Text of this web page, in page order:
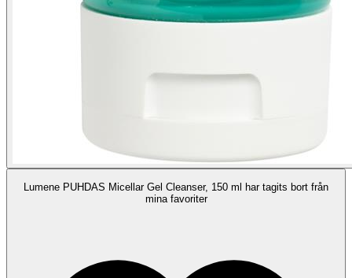
Lumene PUHDAS Micellar Gel Cleanser, 150 ml har tagits bort från
mina favoriter